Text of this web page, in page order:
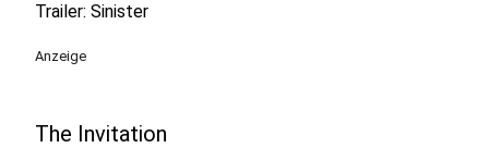
Trailer: Sinister
Anzeige
The Invitation